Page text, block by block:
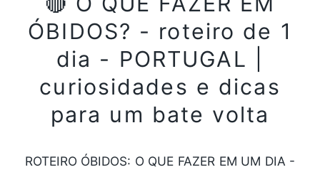
ÓBIDOS? - roteiro de 1
dia - PORTUGAL |
curiosidades e dicas
para um bate volta
ROTEIRO ÓBIDOS: O QUE FAZER EM UM DIA -